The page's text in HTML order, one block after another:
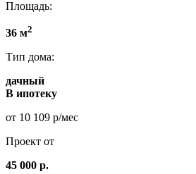
Площадь:
36 м2
Тип дома:
дачный
В ипотеку
от 10 109 р/мес
Проект от
45 000 р.